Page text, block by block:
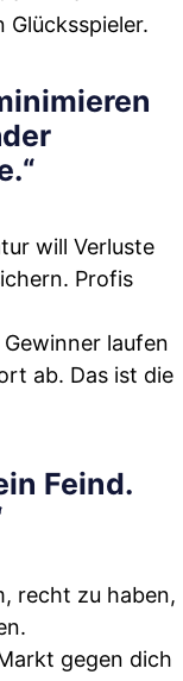
Glücksspieler.
will Verluste
Profis
Gewinner laufen
ab. Das ist die
Feind.
recht zu haben,
gegen dich